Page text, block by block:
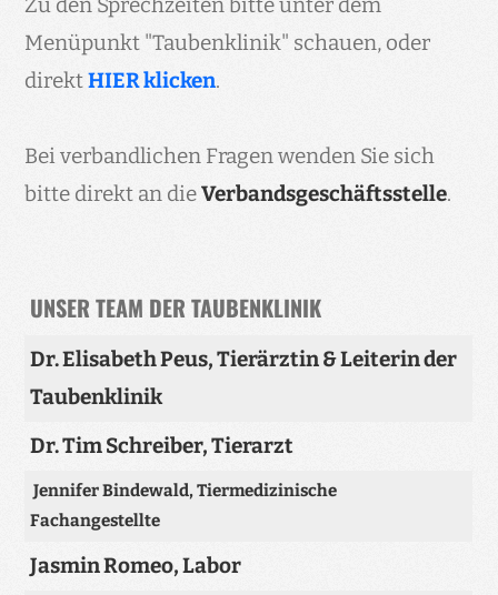
Zu den Sprechzeiten bitte unter dem
Menüpunkt "Taubenklinik" schauen, oder
direktHIER klicken.
Bei verbandlichen Fragen wenden Sie sich
bitte direkt an dieVerbandsgeschäftsstelle.
UNSER TEAM DER TAUBENKLINIK
Dr. Elisabeth Peus, Tierärztin & Leiterin der
Taubenklinik
Dr. Tim Schreiber, Tierarzt
Jennifer Bindewald, Tiermedizinische
Fachangestellte
Jasmin Romeo, Labor